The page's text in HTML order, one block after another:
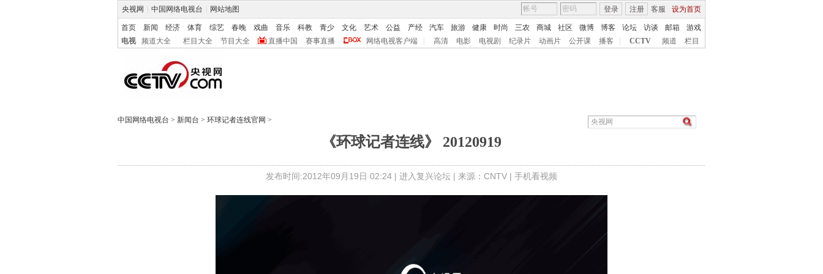
央视网 中国网络电视台 网站地图 客服 设为首页
登录 注册
首页 新闻 经济 体育 综艺 春晚 戏曲 音乐 科教 青少 文化 艺术 公益 产经 汽车 旅游 健康 时尚 三农 商城 社区 微博 博客 论坛 访谈 邮箱
游戏
电视
频道大全 栏目大全 节目大全 直播中国 赛事直播 网络电视客户端 高清 电影 电视剧 纪录片 动画片 公开课 播客 CCTV 频道 栏目
中国网络电视台 > 新闻台 > 环球记者连线官网 >
《环球记者连线》 20120919
发布时间:2012年09月19日 02:24 | 进入复兴论坛 | 来源：CNTV | 手机看视频